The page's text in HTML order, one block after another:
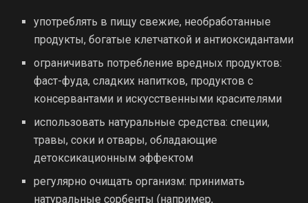
употреблять в пищу свежие, необработанные
продукты, богатые клетчаткой и антиоксидантами
ограничивать потребление вредных продуктов:
фаст-фуда, сладких напитков, продуктов с
консервантами и искусственными красителями
использовать натуральные средства: специи,
травы, соки и отвары, обладающие
детоксикационным эффектом
регулярно очищать организм: принимать
натуральные сорбенты (например,